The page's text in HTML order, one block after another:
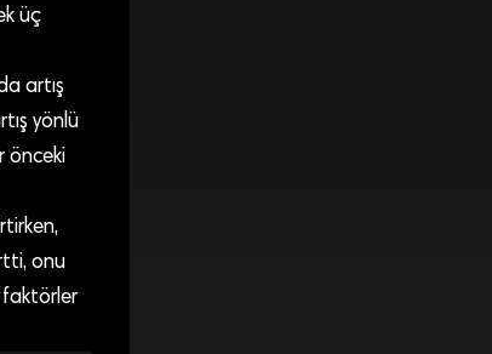
üç
artış
yönlü
önceki
onu
faktörler